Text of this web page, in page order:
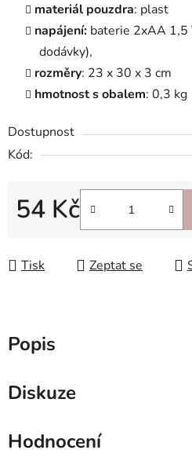
materiál pouzdra: plast
napájení: baterie 2xAA 1,5
dodávky),
rozměry: 23 x 30 x 3 cm
hmotnost s obalem: 0,3 kg
Dostupnost
Kód:
54 Kč
Měrná cena:
Tisk Zeptat se
Popis
Diskuze
Hodnocení